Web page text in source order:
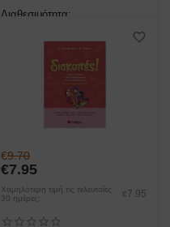
Διαθεσιμότητα:
€9.70
€7.95
Χαμηλότερη τιμή τις τελευταίες
30 ημέρες:
€ 7.95